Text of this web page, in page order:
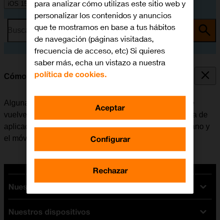
iOS 15.0
Busca por problema o tema
Cómo cerrar las aplicaciones en segundo plano
Algunas aplicaciones no se cierran del todo cuando se
vuelve a la pantalla de inicio. Si no se cierran de la lista de
aplicaciones activas, seguirán estando en segundo plano y
el móvil funcionará más lentamente.
Nuestras tarifas
Tarifas Orange
Nuestros dispositivos
para analizar cómo utilizas este sitio web y
personalizar los contenidos y anuncios
que te mostramos en base a tus hábitos
de navegación (páginas visitadas,
frecuencia de acceso, etc) Si quieres
saber más, echa un vistazo a nuestra
política de cookies.
Configurar
Rechazar
Aceptar